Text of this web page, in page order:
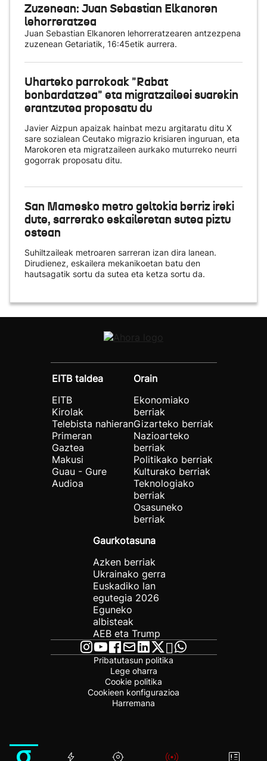
Zuzenean: Juan Sebastian Elkanoren
lehorreratzea
Juan Sebastian Elkanoren lehorreratzearen antzezpena
zuzenean Getariatik, 16:45etik aurrera.
Uharteko parrokoak "Rabat
bonbardatzea" eta migratzaileei suarekin
erantzutea proposatu du
Javier Aizpun apaizak hainbat mezu argitaratu ditu X
sare sozialean Ceutako migrazio krisiaren inguruan, eta
Marokoren eta migratzaileen aurkako muturreko neurri
gogorrak proposatu ditu.
San Mamesko metro geltokia berriz ireki
dute, sarrerako eskaileretan sutea piztu
ostean
Suhiltzaileak metroaren sarreran izan dira lanean.
Dirudienez, eskailera mekanikoetan batu den
hautsagatik sortu da sutea eta ketza sortu da.
EITB taldea
EITB
Kirolak
Telebista nahieran
Primeran
Gaztea
Makusi
Guau - Gure
Audioa
Orain
Ekonomiako
berriak
Gizarteko berriak
Nazioarteko
berriak
Politikako berriak
Kulturako berriak
Teknologiako
berriak
Osasuneko
berriak
Gaurkotasuna
Azken berriak
Ukrainako gerra
Euskadiko lan
egutegia 2026
Eguneko
albisteak
AEB eta Trump
Pribatutasun politika
Lege oharra
Cookie politika
Cookieen konfigurazioa
Harremana